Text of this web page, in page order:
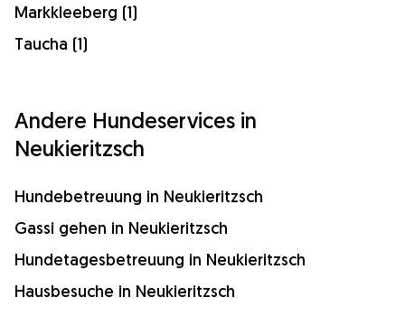
Markkleeberg (1)
Taucha (1)
Andere Hundeservices in
Neukieritzsch
Hundebetreuung in Neukieritzsch
Gassi gehen in Neukieritzsch
Hundetagesbetreuung in Neukieritzsch
Hausbesuche in Neukieritzsch